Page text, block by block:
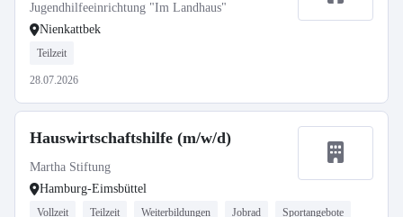
Jugendhilfeeinrichtung "Im Landhaus"
Nienkattbek
Teilzeit
28.07.2026
Hauswirtschaftshilfe (m/w/d)
Martha Stiftung
Hamburg-Eimsbüttel
Vollzeit Teilzeit Weiterbildungen Jobrad Sportangebote